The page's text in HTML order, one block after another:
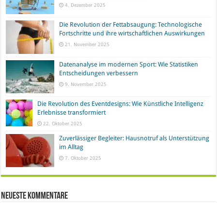
4. Dezember 2025
Die Revolution der Fettabsaugung: Technologische
Fortschritte und ihre wirtschaftlichen Auswirkungen
21. November 2025
Datenanalyse im modernen Sport: Wie Statistiken
Entscheidungen verbessern
9. November 2025
Die Revolution des Eventdesigns: Wie Künstliche Intelligenz
Erlebnisse transformiert
22. Oktober 2025
Zuverlässiger Begleiter: Hausnotruf als Unterstützung
im Alltag
7. Oktober 2025
Neueste Kommentare